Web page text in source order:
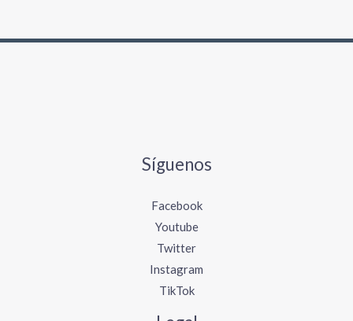
Síguenos
Facebook
Youtube
Twitter
Instagram
TikTok